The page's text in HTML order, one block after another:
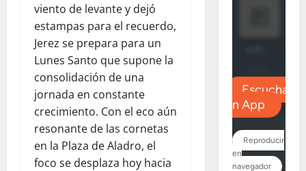
viento de levante y dejó
estampas para el recuerdo,
Jerez se prepara para un
Lunes Santo que supone la
consolidación de una
jornada en constante
crecimiento. Con el eco aún
resonante de las cornetas
en la Plaza de Aladro, el
foco se desplaza hoy hacia